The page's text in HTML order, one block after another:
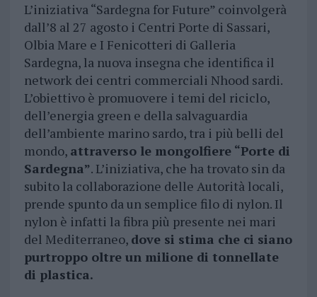
L’iniziativa “Sardegna for Future” coinvolgerà
dall’8 al 27 agosto i Centri Porte di Sassari,
Olbia Mare e I Fenicotteri di Galleria
Sardegna, la nuova insegna che identifica il
network dei centri commerciali Nhood sardi.
L’obiettivo è promuovere i temi del riciclo,
dell’energia green e della salvaguardia
dell’ambiente marino sardo, tra i più belli del
mondo, attraverso le mongolfiere “Porte di
Sardegna”. L’iniziativa, che ha trovato sin da
subito la collaborazione delle Autorità locali,
prende spunto da un semplice filo di nylon. Il
nylon è infatti la fibra più presente nei mari
del Mediterraneo, dove si stima che ci siano
purtroppo oltre un milione di tonnellate
di plastica.